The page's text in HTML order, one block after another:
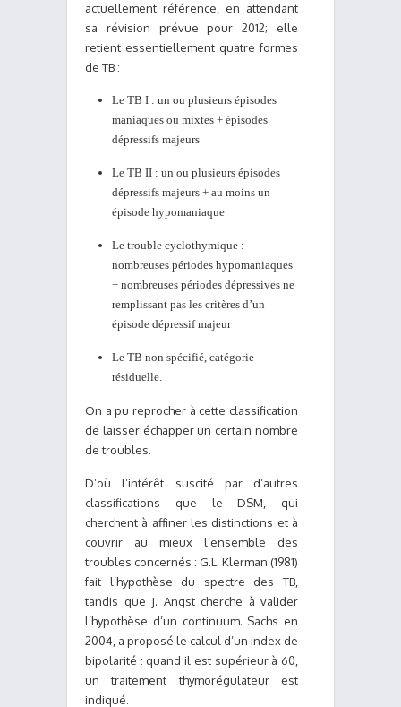
actuellement référence, en attendant
sa révision prévue pour 2012; elle
retient essentiellement quatre formes
de TB :
Le TB I : un ou plusieurs épisodes
maniaques ou mixtes + épisodes
dépressifs majeurs
Le TB II : un ou plusieurs épisodes
dépressifs majeurs + au moins un
épisode hypomaniaque
Le trouble cyclothymique :
nombreuses périodes hypomaniaques
+ nombreuses périodes dépressives ne
remplissant pas les critères d’un
épisode dépressif majeur
Le TB non spécifié, catégorie
résiduelle.
On a pu reprocher à cette classification
de laisser échapper un certain nombre
de troubles.
D’où l’intérêt suscité par d’autres
classifications que le DSM, qui
cherchent à affiner les distinctions et à
couvrir au mieux l’ensemble des
troubles concernés : G.L. Klerman (1981)
fait l’hypothèse du spectre des TB,
tandis que J. Angst cherche à valider
l’hypothèse d’un continuum. Sachs en
2004, a proposé le calcul d’un index de
bipolarité : quand il est supérieur à 60,
un traitement thymorégulateur est
indiqué.